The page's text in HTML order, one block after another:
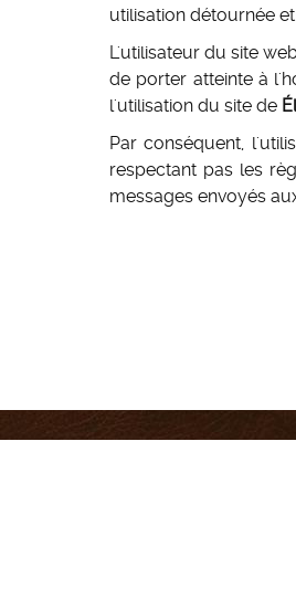
utilisation détournée
L'utilisateur du site
de porter atteinte à
l'utilisation du site de
Par conséquent,
respectant pas les
messages envoyés